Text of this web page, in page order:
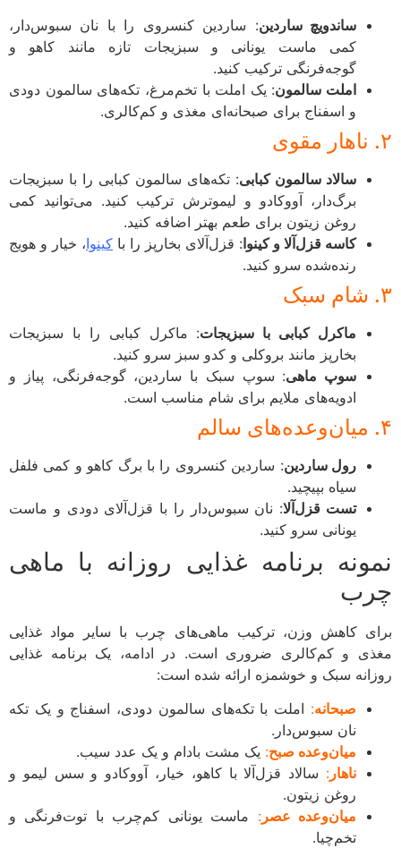
ساندویچ ساردین: ساردین کنسروی را با نان سبوس‌دار،
کمی ماست یونانی و سبزیجات تازه مانند کاهو و
گوجه‌فرنگی ترکیب کنید.
املت سالمون: یک املت با تخم‌مرغ، تکه‌های سالمون دودی
و اسفناج برای صبحانه‌ای مغذی و کم‌کالری.
سالاد سالمون کبابی: تکه‌های سالمون کبابی را با سبزیجات
برگ‌دار، آووکادو و لیموترش ترکیب کنید. می‌توانید کمی
روغن زیتون برای طعم بهتر اضافه کنید.
کاسه قزل‌آلا و کینوا: قزل‌آلای بخارپز را با کینوا ، خیار و هویج
رنده‌شده سرو کنید.
ماکرل کبابی با سبزیجات: ماکرل کبابی را با سبزیجات
بخارپز مانند بروکلی و کدو سبز سرو کنید.
سوپ ماهی: سوپ سبک با ساردین، گوجه‌فرنگی، پیاز و
ادویه‌های ملایم برای شام مناسب است.
رول ساردین: ساردین کنسروی را با برگ کاهو و کمی فلفل
سیاه بپیچید.
تست قزل‌آلا: نان سبوس‌دار را با قزل‌آلای دودی و ماست
یونانی سرو کنید.
برنامه غذایی روزانه با ماهی
کاهش وزن، ترکیب ماهی‌های چرب با سایر مواد غذایی
و کم‌کالری ضروری است. در ادامه، یک برنامه غذایی
سبک و خوشمزه ارائه شده است:
صبحانه:املت با تکه‌های سالمون دودی، اسفناج و یک تکه
نان سبوس‌دار.
میان‌وعده صبح :یک مشت بادام و یک عدد سیب.
ناهار :سالاد قزل‌آلا با کاهو، خیار، آووکادو و سس لیمو و
روغن زیتون.
میان‌وعده عصر:ماست یونانی کم‌چرب با توت‌فرنگی و
تخم‌چیا.